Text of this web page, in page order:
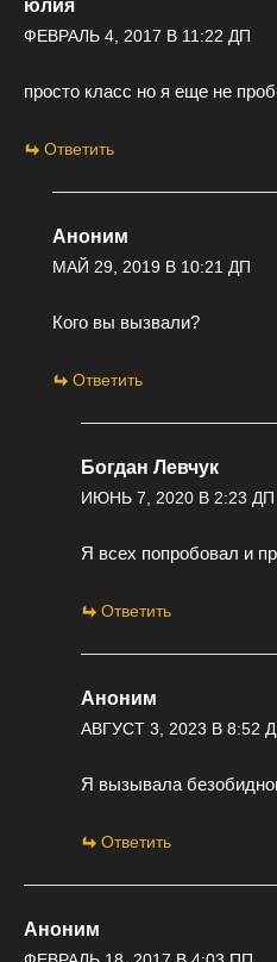
юлия
ФЕВРАЛЬ 4, 2017 В 11:22 ДП
просто класс но я еще не
Ответить
Аноним
МАЙ 29, 2019 В 10:21 ДП
Кого вы вызвали?
Ответить
Богдан Левчук
ИЮНЬ 7, 2020 В 2:23 ДП
Я всех попробовал и
Ответить
Аноним
АВГУСТ 3, 2023 В 8:52
Я вызывала
Ответить
Аноним